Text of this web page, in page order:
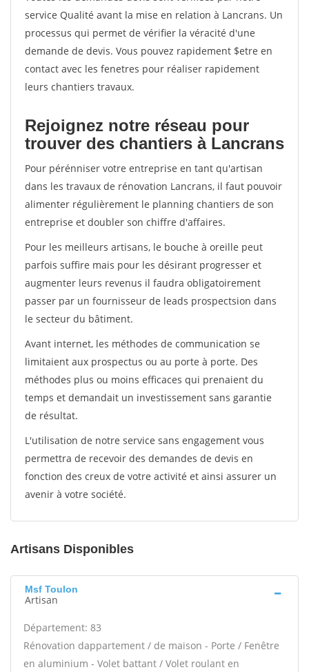
service Qualité avant la mise en relation à Lancrans. Un
processus qui permet de vérifier la véracité d'une
demande de devis. Vous pouvez rapidement $etre en
contact avec les fenetres pour réaliser rapidement
leurs chantiers travaux.
Rejoignez notre réseau pour
trouver des chantiers à Lancrans
Pour pérénniser votre entreprise en tant qu'artisan
dans les travaux de rénovation Lancrans, il faut pouvoir
alimenter régulièrement le planning chantiers de son
entreprise et doubler son chiffre d'affaires.
Pour les meilleurs artisans, le bouche à oreille peut
parfois suffire mais pour les désirant progresser et
augmenter leurs revenus il faudra obligatoirement
passer par un fournisseur de leads prospectsion dans
le secteur du bâtiment.
Avant internet, les méthodes de communication se
limitaient aux prospectus ou au porte à porte. Des
méthodes plus ou moins efficaces qui prenaient du
temps et demandait un investissement sans garantie
de résultat.
L'utilisation de notre service sans engagement vous
permettra de recevoir des demandes de devis en
fonction des creux de votre activité et ainsi assurer un
avenir à votre société.
Artisans Disponibles
Msf Toulon
Artisan
Département: 83
Rénovation dappartement / de maison - Porte / Fenêtre
en aluminium - Volet battant / Volet roulant en